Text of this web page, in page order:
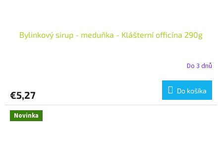
Bylinkový sirup - meduňka - Klášterní officína 290g
Do 3 dnů
€5,27 Do košíka
Novinka